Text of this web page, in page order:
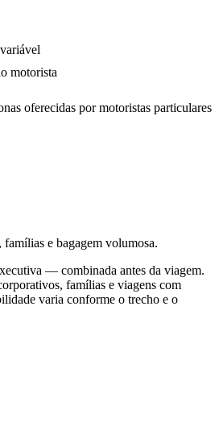
motorista
oferecidas por motoristas particulares
e bagagem volumosa.
— combinada antes da viagem.
famílias e viagens com
varia conforme o trecho e o